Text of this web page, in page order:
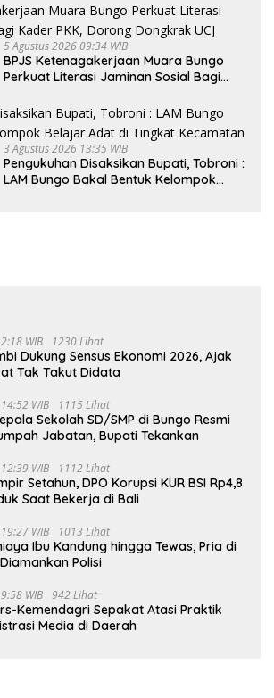
5 Agustus 2026 09:34 WIB
BPJS Ketenagakerjaan Muara Bungo
Perkuat Literasi Jaminan Sosial Bagi
3 Agustus 2026 13:35 WIB
Pengukuhan Disaksikan Bupati, Tobroni :
LAM Bungo Bakal Bentuk Kelompok
WIB 1230 Lihat
Dukung Sensus Ekonomi 2026, Ajak
Tak Takut Didata
WIB 1115 Lihat
Sekolah SD/SMP di Bungo Resmi
Jabatan, Bupati Tekankan
WIB 1112 Lihat
Setahun, DPO Korupsi KUR BSI Rp4,8
Saat Bekerja di Bali
WIB 1013 Lihat
Ibu Kandung hingga Tewas, Pria di
Polisi
WIB 942 Lihat
Kemendagri Sepakat Atasi Praktik
Media di Daerah